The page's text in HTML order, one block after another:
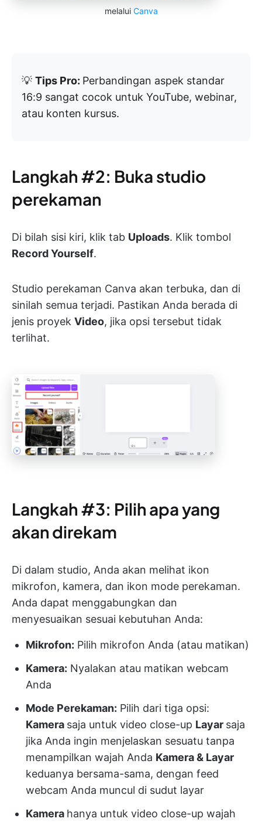
melalui Canva
💡 Tips Pro: Perbandingan aspek standar
16:9 sangat cocok untuk YouTube, webinar,
atau konten kursus.
Langkah #2: Buka studio
perekaman
Di bilah sisi kiri, klik tab Uploads. Klik tombol
Record Yourself.
Studio perekaman Canva akan terbuka, dan di
sinilah semua terjadi. Pastikan Anda berada di
jenis proyek Video, jika opsi tersebut tidak
terlihat.
Langkah #3: Pilih apa yang
akan direkam
Di dalam studio, Anda akan melihat ikon
mikrofon, kamera, dan ikon mode perekaman.
Anda dapat menggabungkan dan
menyesuaikan sesuai kebutuhan Anda:
Mikrofon: Pilih mikrofon Anda (atau matikan)
Kamera: Nyalakan atau matikan webcam
Anda
Mode Perekaman: Pilih dari tiga opsi:
Kamera saja untuk video close-up Layar saja
jika Anda ingin menjelaskan sesuatu tanpa
menampilkan wajah Anda Kamera & Layar
keduanya bersama-sama, dengan feed
webcam Anda muncul di sudut layar
Kamera hanya untuk video close-up wajah